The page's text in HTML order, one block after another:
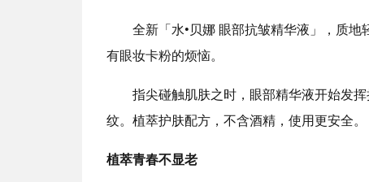
全新「水•贝娜 眼部抗皱精华液」，质
有眼妆卡粉的烦恼。
指尖碰触肌肤之时，眼部精华液开始发
纹。植萃护肤配方，不含酒精，使用更安全。
植萃青春不显老